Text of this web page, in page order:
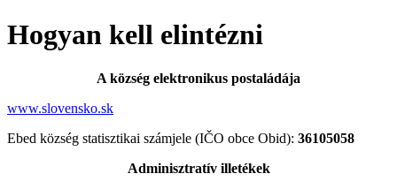
Hogyan kell elintézni
A község elektronikus postaládája
www.slovensko.sk
Ebed község statisztikai számjele (IČO obce Obid): 36105058
Adminisztratív illetékek